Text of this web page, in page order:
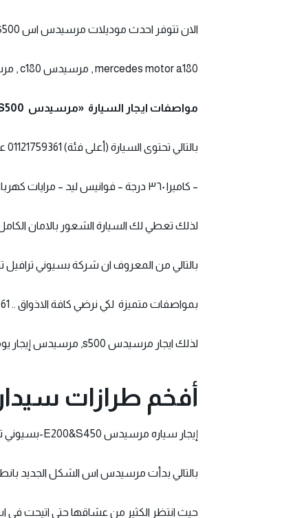
الان تتوفر احدث موديلات مرسيدس اس S400&S500 للشخصيات ال VIP
mercedes motor a180 , مرسيدس c180 , مرسيدس c180 amg 2015
مواصفات ايجار السيارة «مرسيدس
بالتالي تحتوى السيارة (أعلى فئة) 01121759361 على ( بصمة – فتحة سقف كهرباء – فرش جلد أسود – ٤ زجاج كهرباء
– كاميرا ٣٦٠ درجة – فوانيس ليد – مرايات كهرباء ضم- إشارات بالمرايات )
لذلك تعطي لك السيارة الشعور بالامان الكامل
بالتالي من المعروف ان شركة بسيوني ترافيل
بمواصفات متميزة لكي نرضي كافة الاذواق .. 01121759361
لذلك ايجار مرسيدس s500, مرسيدس إيجار يومي مصر , ايجار مرسيدس الجوهرة , ايجار مرسيدس جدة
أفخم طرازات
إيجار سياره مرسيدس E200&S450-بسيوني ترافيل
بالتالي بدأت مرسيدس اس الشكل الجديد بانطلاقة
حيث انتظر الكثير من عشاقها حتي اتيحت في